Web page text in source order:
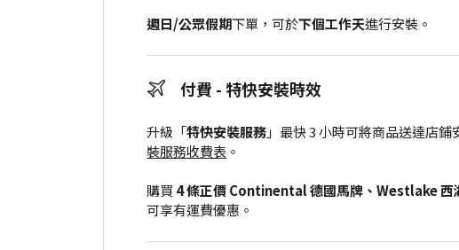
週日/公眾假期下單，可於下個工作天進行安裝。
付費 - 特快安裝時效
升級「特快安裝服務」最快 3 小時可將商品送達店
裝服務收費表 。
購買 4 條正價 Continental 德國馬牌、Westlake 西
可享有運費優惠。